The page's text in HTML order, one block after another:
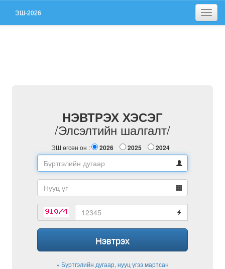
ЭШ-2026
НЭВТРЭХ ХЭСЭГ
/Элсэлтийн шалгалт/
ЭШ өгсөн он : 2026 2025
2024
Бүртгэлийн
Password
Нэвтрэх
» Бүртгэлийн дугаар, нууц үгээ мартсан